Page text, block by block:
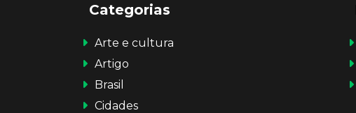
Categorias
Arte e cultura
Artigo
Brasil
Cidades